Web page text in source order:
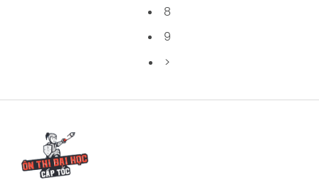
8
9
>